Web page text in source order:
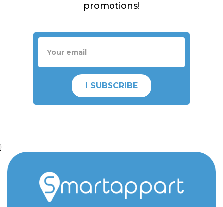
promotions!
I SUBSCRIBE
}